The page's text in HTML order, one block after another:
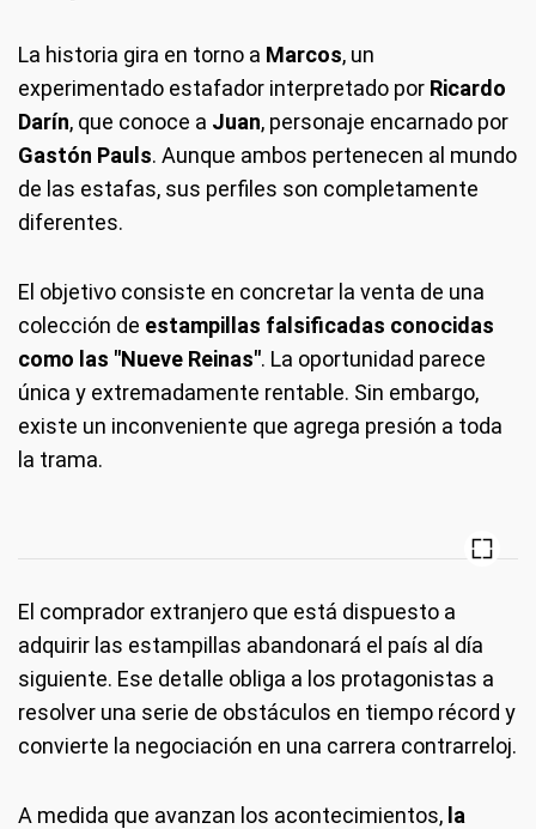
La historia gira en torno a Marcos, un
experimentado estafador interpretado por Ricardo
Darín, que conoce a Juan, personaje encarnado por
Gastón Pauls. Aunque ambos pertenecen al mundo
de las estafas, sus perfiles son completamente
diferentes.
El objetivo consiste en concretar la venta de una
colección de estampillas falsificadas conocidas
como las "Nueve Reinas". La oportunidad parece
única y extremadamente rentable. Sin embargo,
existe un inconveniente que agrega presión a toda
la trama.
El comprador extranjero que está dispuesto a
adquirir las estampillas abandonará el país al día
siguiente. Ese detalle obliga a los protagonistas a
resolver una serie de obstáculos en tiempo récord y
convierte la negociación en una carrera contrarreloj.
A medida que avanzan los acontecimientos, la